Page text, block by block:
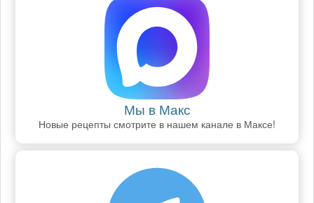
Мы в Макс
Новые рецепты смотрите в нашем канале в Максе!